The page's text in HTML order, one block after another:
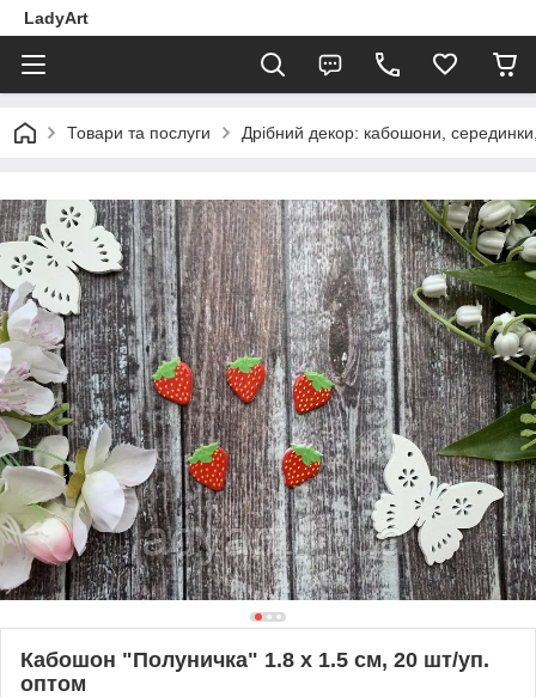
LadyArt
Товари та послуги Дрібний декор: кабошони,
Кабошон "Полуничка" 1.8 х 1.5 см, 20 шт/уп.
оптом